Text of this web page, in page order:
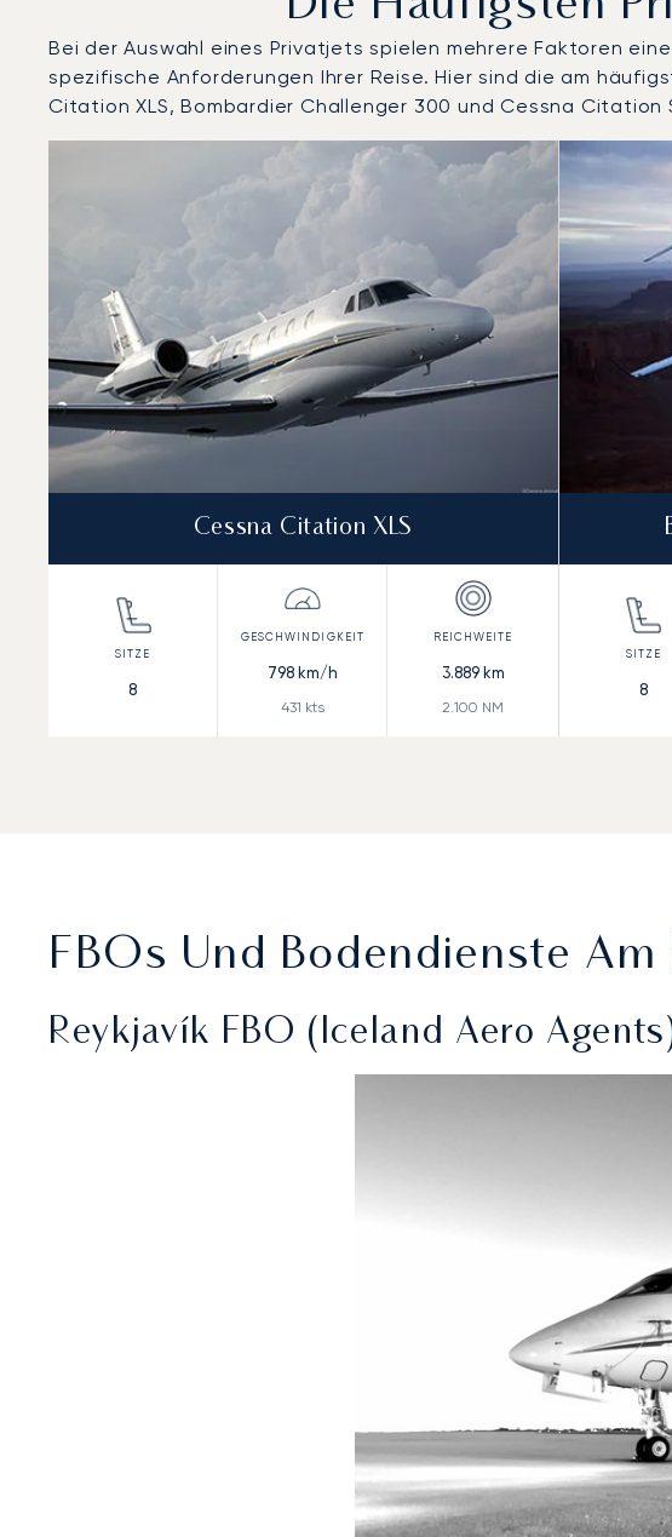
Bei der Auswahl eines Privatjets spielen mehrere Faktoren
spezifische Anforderungen Ihrer Reise. Hier sind die am
Citation XLS, Bombardier Challenger 300 und Cessna Citation
Flughafen Reykjavik : Die 3 meistgeflogenen Flugzeugmodelle nach
Flugzeugmodell
Sitze
Geschwindigkeit (km/h)
Geschwindigkeit (Knoten)
Reichweite (km)
Cessna Citation XLS
8
798km/h
431 kts
3.889km
2.100 NM
8
FBOs Und Bodendienste
Reykjavík FBO (Iceland Aero